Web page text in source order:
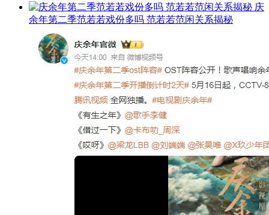
庆
余年第二季范若若戏份多吗 范若若范闲关系揭秘